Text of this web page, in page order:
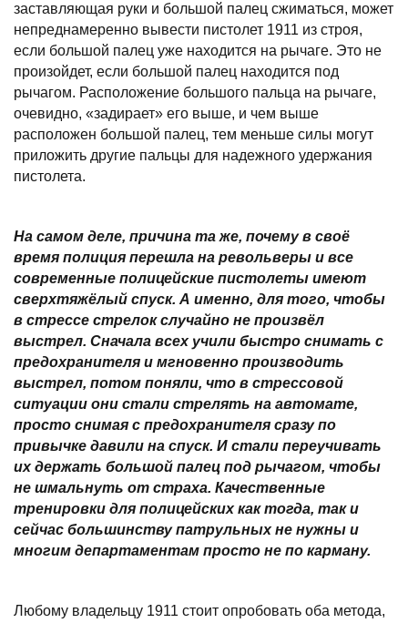
заставляющая руки и большой палец сжиматься, может
непреднамеренно вывести пистолет 1911 из строя,
если большой палец уже находится на рычаге. Это не
произойдет, если большой палец находится под
рычагом. Расположение большого пальца на рычаге,
очевидно, «задирает» его выше, и чем выше
расположен большой палец, тем меньше силы могут
приложить другие пальцы для надежного удержания
пистолета.
На самом деле, причина та же, почему в своё
время полиция перешла на револьверы и все
современные полицейские пистолеты имеют
сверхтяжёлый спуск. А именно, для того, чтобы
в стрессе стрелок случайно не произвёл
выстрел. Сначала всех учили быстро снимать с
предохранителя и мгновенно производить
выстрел, потом поняли, что в стрессовой
ситуации они стали стрелять на автомате,
просто снимая с предохранителя сразу по
привычке давили на спуск. И стали переучивать
их держать большой палец под рычагом, чтобы
не шмальнуть от страха. Качественные
тренировки для полицейских как тогда, так и
сейчас большинству патрульных не нужны и
многим департаментам просто не по карману.
Любому владельцу 1911 стоит опробовать оба метода,